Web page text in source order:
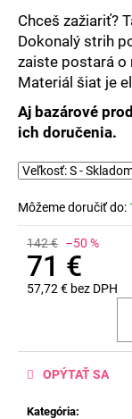
Chceš zažiariť?
Dokonalý strih
zaiste postará o
Materiál šiat je
Aj bazárové
ich doručenia.
Môžeme doručiť do:
142 € –50 %
71 €
57,72 € bez DPH
Kategória:
OPÝTAŤ SA